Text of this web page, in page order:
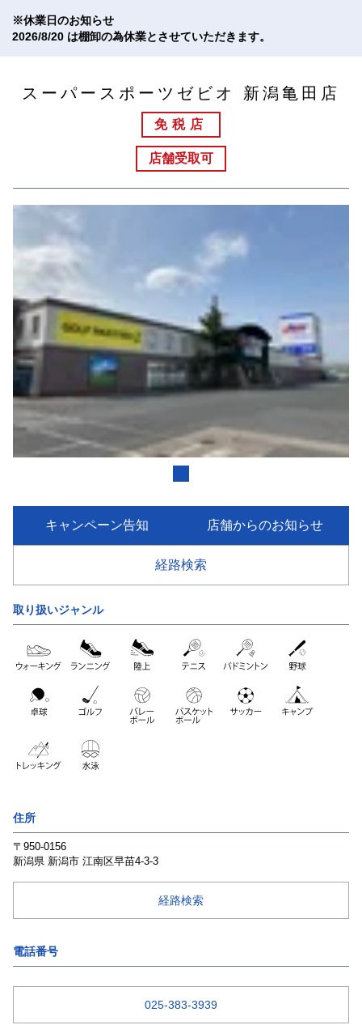
※休業日のお知らせ
2026/8/20 は棚卸の為休業とさせていただきます。
スーパースポーツゼビオ 新潟亀田店
免税店
店舗受取可
キャンペーン告知 店舗からのお知らせ
経路検索
取り扱いジャンル
住所
〒950-0156
新潟県 新潟市 江南区早苗4-3-3
経路検索
電話番号
025-383-3939